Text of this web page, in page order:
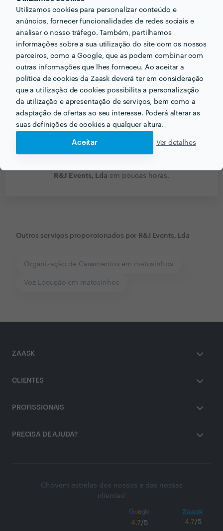
Utilizamos cookies para personalizar conteúdo e
anúncios, fornecer funcionalidades de redes sociais e
analisar o nosso tráfego. Também, partilhamos
informações sobre a sua utilização do site com os nossos
parceiros, como a Google, que as podem combinar com
outras informações que lhes forneceu. Ao aceitar a
política de cookies da Zaask deverá ter em consideração
que a utilização de cookies possibilita a personalização
da utilização e apresentação de serviços, bem como a
adaptação de ofertas ao seu interesse. Poderá alterar as
suas definições de cookies a qualquer altura.
Aceitar Ver detalhes
PORTEFÓLIO
R&J Events, Lda em poucas horas.
Outros serviços proporcionados por R&J Events, Lda
Organização de Casamentos em matosinhos
Voz Locução em matosinhos
ZAASK
CLIENTES
PROFISSIONAIS
PRECISA DE AJUDA?
Chovem estrelas dos nossos e das nossas
clientes!
4.7/5 4.7/5